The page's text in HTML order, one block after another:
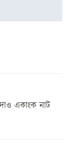
একাংক নাট